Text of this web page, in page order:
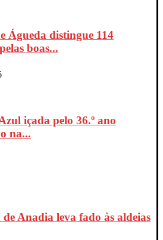
Águeda distingue 114
boas...
içada pelo 36.º ano
na...
Anadia leva fado às aldeias